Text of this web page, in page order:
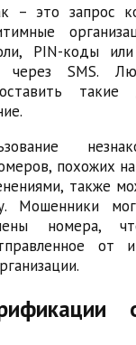
– это запрос
PIN-коды
через SMS.
такие
похожих
также
Мошенники
номера,
от